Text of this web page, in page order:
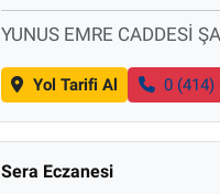
YUNUS EMRE CADDESİ
Yol Tarifi Al 0 (414)
Sera Eczanesi